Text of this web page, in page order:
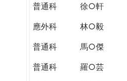
普通科
徐○軒
應外科
林○毅
普通科
馬○傑
普通科
羅○芸